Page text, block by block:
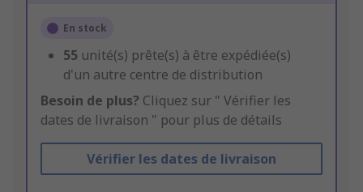
En stock
55 unité(s) prête(s) à être expédiée(s)
d'un autre centre de distribution
Besoin de plus? Cliquez sur " Vérifier les
dates de livraison " pour plus de détails
Vérifier les dates de livraison